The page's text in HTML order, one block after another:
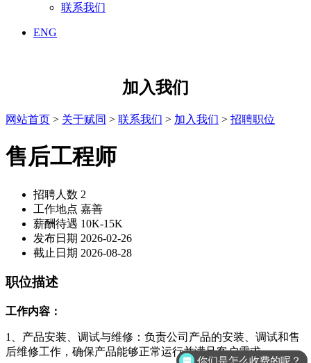
联系我们
ENG
加入我们
网站首页 > 关于赋同 > 联系我们 > 加入我们 > 招聘职位
售后工程师
招聘人数 2
工作地点 嘉善
薪酬待遇 10K-15K
发布日期 2026-02-26
截止日期 2026-08-28
职位描述
工作内容：
1、产品安装、调试与维修：负责公司产品的安装、调试和售
后维修工作，确保产品能够正常运行并满足客户需求。
你们是怎么收费的呢？